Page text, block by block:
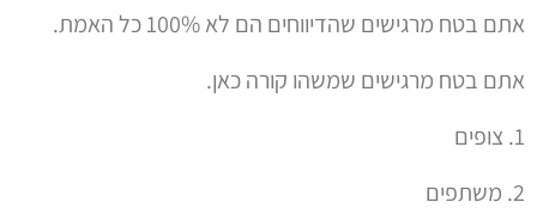
אתם בטח מרגישים שהדיווחים הם לא 100% כל האמת.
אתם בטח מרגישים שמשהו קורה כאן.
1. צופים
2. משתפים